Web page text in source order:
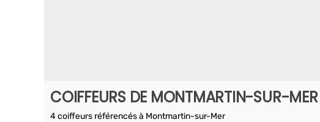
COIFFEURS DE MONTMARTIN-SUR-MER
4 coiffeurs référencés à Montmartin-sur-Mer